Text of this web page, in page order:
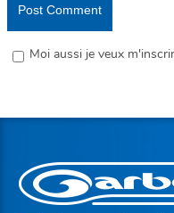
Moi aussi je veux